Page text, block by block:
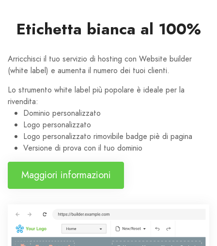
Etichetta bianca al 100%
Arricchisci il tuo servizio di hosting con Website builder
(white label) e aumenta il numero dei tuoi clienti.
Lo strumento white label più popolare è ideale per la
rivendita:
Dominio personalizzato
Logo personalizzato
Logo personalizzato rimovibile badge piè di pagina
Versione di prova con il tuo dominio
Maggiori informazioni